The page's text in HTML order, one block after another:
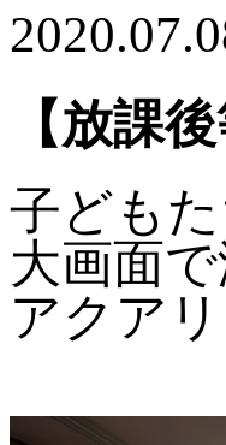
【放課
子ども
大画面
アクア